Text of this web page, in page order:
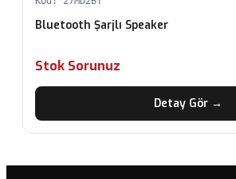
Bluetooth Şarjlı Speaker
Stok Sorunuz
Detay Gör →